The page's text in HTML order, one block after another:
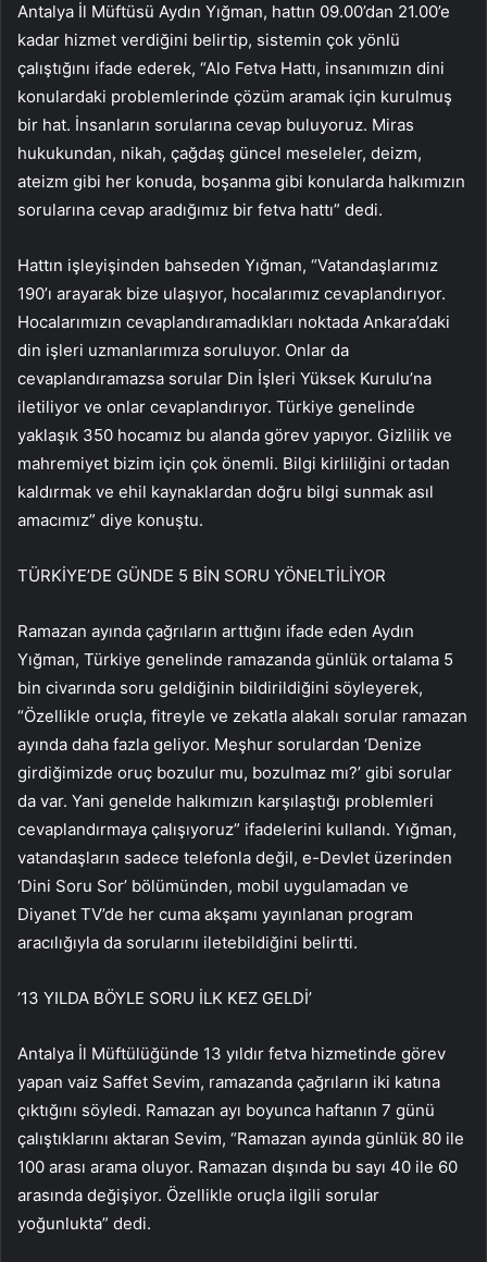
Antalya İl Müftüsü Aydın Yığman, hattın 09.00’dan 21.00’e
kadar hizmet verdiğini belirtip, sistemin çok yönlü
çalıştığını ifade ederek, “Alo Fetva Hattı, insanımızın dini
konulardaki problemlerinde çözüm aramak için kurulmuş
bir hat. İnsanların sorularına cevap buluyoruz. Miras
hukukundan, nikah, çağdaş güncel meseleler, deizm,
ateizm gibi her konuda, boşanma gibi konularda halkımızın
sorularına cevap aradığımız bir fetva hattı” dedi.
Hattın işleyişinden bahseden Yığman, “Vatandaşlarımız
190’ı arayarak bize ulaşıyor, hocalarımız cevaplandırıyor.
Hocalarımızın cevaplandıramadıkları noktada Ankara’daki
din işleri uzmanlarımıza soruluyor. Onlar da
cevaplandıramazsa sorular Din İşleri Yüksek Kurulu’na
iletiliyor ve onlar cevaplandırıyor. Türkiye genelinde
yaklaşık 350 hocamız bu alanda görev yapıyor. Gizlilik ve
mahremiyet bizim için çok önemli. Bilgi kirliliğini ortadan
kaldırmak ve ehil kaynaklardan doğru bilgi sunmak asıl
amacımız” diye konuştu.
TÜRKİYE’DE GÜNDE 5 BİN SORU YÖNELTİLİYOR
Ramazan ayında çağrıların arttığını ifade eden Aydın
Yığman, Türkiye genelinde ramazanda günlük ortalama 5
bin civarında soru geldiğinin bildirildiğini söyleyerek,
“Özellikle oruçla, fitreyle ve zekatla alakalı sorular ramazan
ayında daha fazla geliyor. Meşhur sorulardan ‘Denize
girdiğimizde oruç bozulur mu, bozulmaz mı?’ gibi sorular
da var. Yani genelde halkımızın karşılaştığı problemleri
cevaplandırmaya çalışıyoruz” ifadelerini kullandı. Yığman,
vatandaşların sadece telefonla değil, e-Devlet üzerinden
‘Dini Soru Sor’ bölümünden, mobil uygulamadan ve
Diyanet TV’de her cuma akşamı yayınlanan program
aracılığıyla da sorularını iletebildiğini belirtti.
’13 YILDA BÖYLE SORU İLK KEZ GELDİ’
Antalya İl Müftülüğünde 13 yıldır fetva hizmetinde görev
yapan vaiz Saffet Sevim, ramazanda çağrıların iki katına
çıktığını söyledi. Ramazan ayı boyunca haftanın 7 günü
çalıştıklarını aktaran Sevim, “Ramazan ayında günlük 80 ile
100 arası arama oluyor. Ramazan dışında bu sayı 40 ile 60
arasında değişiyor. Özellikle oruçla ilgili sorular
yoğunlukta” dedi.